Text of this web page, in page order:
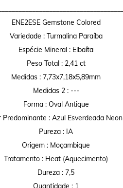
ENE2ESE Gemstone Colored
Variedade : Turmalina Paraíba
Espécie Mineral : Elbaíta
Peso Total : 2,41 ct
Medidas : 7,73x7,18x5,89mm
Medidas 2 : ---
Forma : Oval Antique
Predominante : Azul Esverdeada Neon
Pureza : IA
Origem : Moçambique
Tratamento : Heat (Aquecimento)
Dureza : 7,5
Quantidade : 1